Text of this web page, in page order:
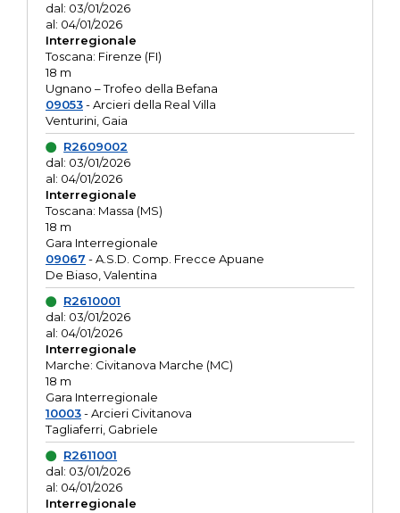
dal: 03/01/2026
al: 04/01/2026
Interregionale
Toscana: Firenze (FI)
18 m
Ugnano – Trofeo della Befana
09053- Arcieri della Real Villa
Venturini, Gaia
R2609002
dal: 03/01/2026
al: 04/01/2026
Interregionale
Toscana: Massa (MS)
18 m
Gara Interregionale
09067 - A.S.D. Comp. Frecce Apuane
De Biaso, Valentina
R2610001
dal: 03/01/2026
al: 04/01/2026
Interregionale
Marche: Civitanova Marche (MC)
18 m
Gara Interregionale
10003- Arcieri Civitanova
Tagliaferri, Gabriele
R2611001
dal: 03/01/2026
al: 04/01/2026
Interregionale